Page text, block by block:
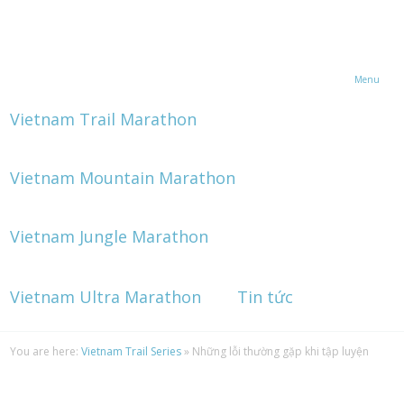
Menu
Vietnam Trail Marathon
Vietnam Mountain Marathon
Vietnam Jungle Marathon
Vietnam Ultra Marathon Tin tức
You are here:Vietnam Trail Series» Những lỗi thường gặp khi tập luyện